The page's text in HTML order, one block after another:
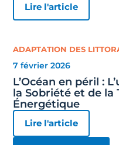
Lire l'article
ADAPTATION DES
7 février 2026
L’Océan en péril :
la Sobriété et de la
Énergétique
Lire l'article